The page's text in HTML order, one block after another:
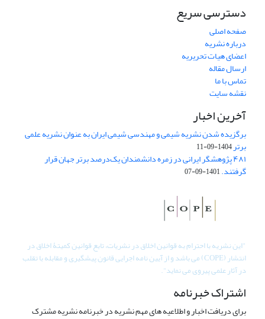
دسترسی سریع
صفحه اصلی
درباره نشریه
اعضای هیات تحریریه
ارسال مقاله
تماس با ما
نقشه سایت
آخرین اخبار
برگزیده شدن نشریه شیمی و مهندسی شیمی ایران به عنوان نشریه علمی
برتر1404-09-11
۴۸۱ پژوهشگر ایرانی در زمره دانشمندان یک‌درصد برتر جهان قرار
گرفتند.1401-09-07
"این نشریه با احترام به قوانین اخلاق در نشریات، تابع قوانین کمیتۀ اخلاق در
انتشار (COPE) می باشد و از آیین نامه اجرایی قانون پیشگیری و مقابله با تقلب
در آثار علمی پیروی می نماید".
اشتراک خبرنامه
برای دریافت اخبار و اطلاعیه های مهم نشریه در خبرنامه نشریه مشترک